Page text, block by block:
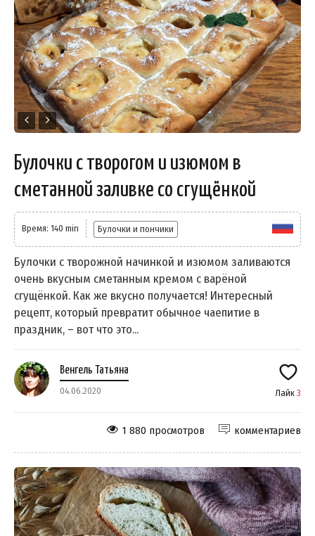
Булочки с творогом и изюмом в
сметанной заливке со сгущёнкой
Время: 140 min Булочки и пончики
Булочки с творожной начинкой и изюмом заливаются
очень вкусным сметанным кремом с варёной
сгущёнкой. Как же вкусно получается! Интересный
рецепт, который превратит обычное чаепитие в
праздник, – вот что это...
Венгель Татьяна
04.06.2020 Лайк 3
комментариев
1 880 просмотров